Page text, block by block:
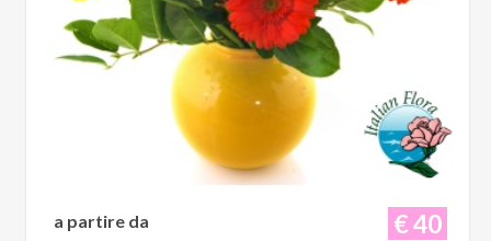
€ 40
a partire da